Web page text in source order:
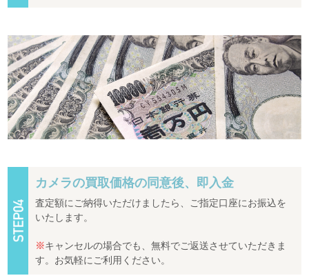
カメラの買取価格の同意後、即入金
査定額にご納得いただけましたら、ご指定口座にお振込を
いたします。
※キャンセルの場合でも、無料でご返送させていただきま
す。お気軽にご利用ください。